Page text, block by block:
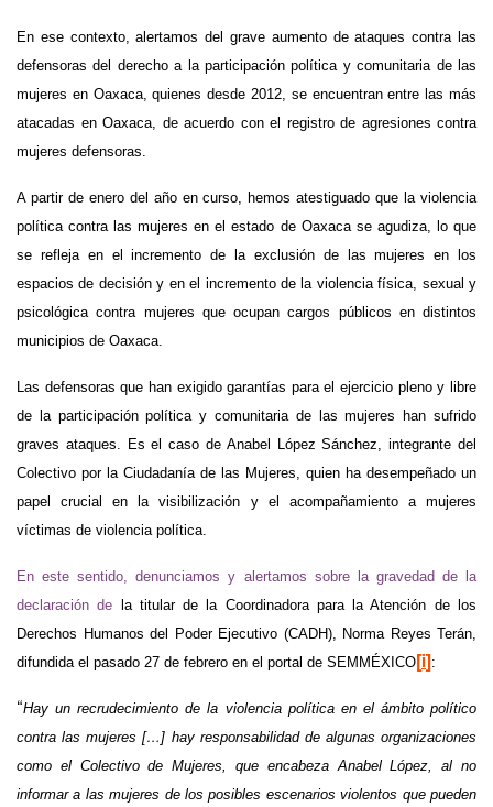
En ese contexto, alertamos del grave aumento de ataques contra las
defensoras del derecho a la participación política y comunitaria de las
mujeres en Oaxaca, quienes desde 2012, se encuentran entre las más
atacadas en Oaxaca, de acuerdo con el registro de agresiones contra
mujeres defensoras.
A partir de enero del año en curso, hemos atestiguado que la violencia
política contra las mujeres en el estado de Oaxaca se agudiza, lo que
se refleja en el incremento de la exclusión de las mujeres en los
espacios de decisión y en el incremento de la violencia física, sexual y
psicológica contra mujeres que ocupan cargos públicos en distintos
municipios de Oaxaca.
Las defensoras que han exigido garantías para el ejercicio pleno y libre
de la participación política y comunitaria de las mujeres han sufrido
graves ataques. Es el caso de Anabel López Sánchez, integrante del
Colectivo por la Ciudadanía de las Mujeres, quien ha desempeñado un
papel crucial en la visibilización y el acompañamiento a mujeres
víctimas de violencia política.
En este sentido, denunciamos y alertamos sobre la gravedad de la
declaración de la titular de la Coordinadora para la Atención de los
Derechos Humanos del Poder Ejecutivo (CADH), Norma Reyes Terán,
difundida el pasado 27 de febrero en el portal de SEMMÉXICO i :
“Hay un recrudecimiento de la violencia política en el ámbito político
contra las mujeres […] hay responsabilidad de algunas organizaciones
como el Colectivo de Mujeres, que encabeza Anabel López, al no
informar a las mujeres de los posibles escenarios violentos que pueden